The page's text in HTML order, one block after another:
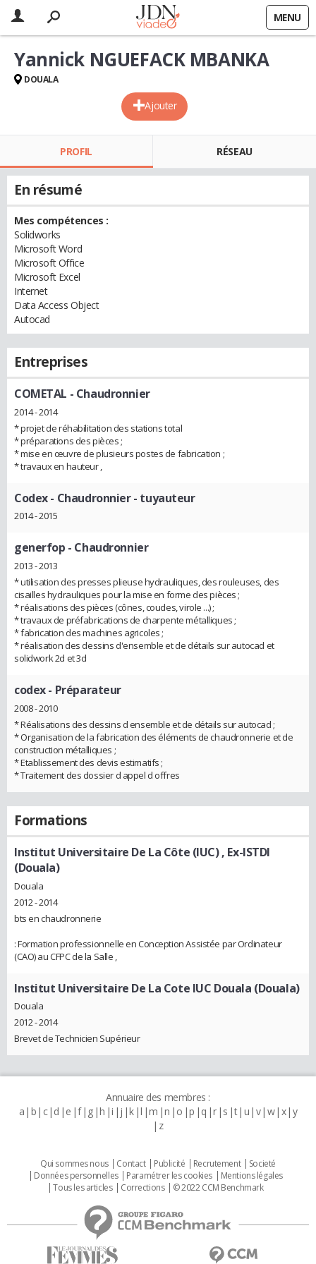
MENU
Ajouter
Yannick NGUEFACK MBANKA
DOUALA
PROFIL RÉSEAU
En résumé
Mes compétences :
Solidworks
Microsoft Word
Microsoft Office
Microsoft Excel
Internet
Data Access Object
Autocad
Entreprises
COMETAL - Chaudronnier
2014 - 2014
* projet de réhabilitation des stations total
* préparations des pièces ;
* mise en œuvre de plusieurs postes de fabrication ;
* travaux en hauteur ,
Codex- Chaudronnier - tuyauteur
2014 - 2015
generfop - Chaudronnier
2013 - 2013
* utilisation des presses plieuse hydrauliques, des rouleuses, des
cisailles hydrauliques pour la mise en forme des pièces ;
* réalisations des pièces (cônes, coudes, virole ...) ;
* travaux de préfabrications de charpente métalliques ;
* fabrication des machines agricoles ;
* réalisation des dessins d'ensemble et de détails sur autocad et
solidwork 2d et 3d
codex- Préparateur
2008 - 2010
* Réalisations des dessins d ensemble et de détails sur autocad ;
* Organisation de la fabrication des éléments de chaudronnerie et de
construction métalliques ;
* Etablissement des devis estimatifs ;
* Traitement des dossier d appel d offres
Formations
Institut Universitaire De La Côte (IUC) , Ex-ISTDI
(Douala)
Douala
2012 - 2014
bts en chaudronnerie
: Formation professionnelle en Conception Assistée par Ordinateur
(CAO) au CFPC de la Salle ,
Institut Universitaire De La Cote IUC Douala (Douala)
Douala
2012 - 2014
Brevet de Technicien Supérieur
Annuaire des membres :
a b c d e f g h i j k l m n o p q r s t u v w x y
z
Qui sommes nous Contact Publicité Recrutement
Societé
Données personnelles
Paramétrer les cookies
Mentions légales
Tous les articles
Corrections © 2022 CCM Benchmark